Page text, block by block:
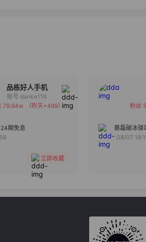
品栋好人手机
备注
分组
账号 danke116
79.64w
（昨天+469）
期免息
立即收藏
粉丝
蔡磊破冰驿
08/07